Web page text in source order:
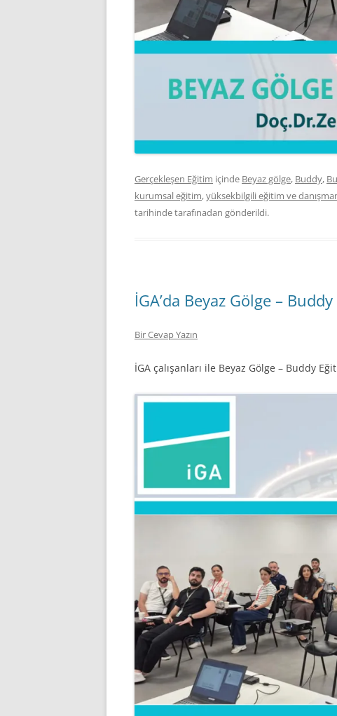
Gerçekleşen Eğitim içinde Beyaz gölge, Buddy,
kurumsal eğitim,yüksekbilgili eğitim ve
tarihindetarafınadan gönderildi.
İGA’da Beyaz Gölge –
Bir Cevap Yazın
İGA çalışanları ile Beyaz Gölge – Buddy